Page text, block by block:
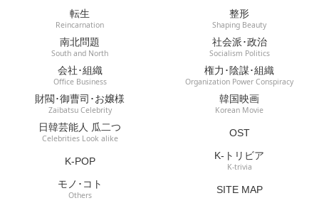
転生
Reincarnation
整形
Shaping Beauty
南北問題
South and North
社会派･政治
Socialism Politics
会社･組織
Office Business
権力･陰謀･組織
Organization Power Conspiracy
財閥･御曹司･お嬢様
Zaibatsu Celebrity
韓国映画
Korean Movie
日韓芸能人 瓜二つ
Celebrities Look alike OST
K-POP K-トリビア
K-trivia
モノ･コト
Others SITE MAP